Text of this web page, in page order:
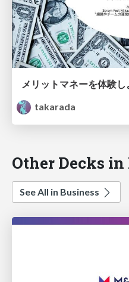
メリットマネーを体験し
takarada
Other Decks in
See All in Business